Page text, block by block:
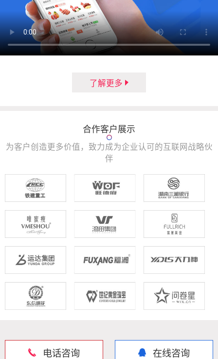
了解更多
合作客户展示
为客户创造更多价值，致力成为企业认可的互联网战略伙
伴
电话咨询 在线咨询